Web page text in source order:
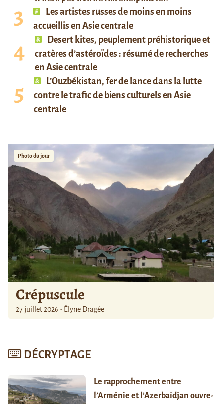
Les artistes russes de moins en moins
accueillis en Asie centrale
Desert kites, peuplement préhistorique et
cratères d’astéroïdes : résumé de recherches
en Asie centrale
L’Ouzbékistan, fer de lance dans la lutte
contre le trafic de biens culturels en Asie
centrale
Photo du jour
Crépuscule
27 juillet 2026 - Élyne Dragée
DÉCRYPTAGE
Le rapprochement entre
l’Arménie et l’Azerbaïdjan ouvre-